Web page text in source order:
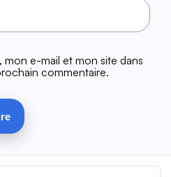
mon e-mail et mon site dans
commentaire.